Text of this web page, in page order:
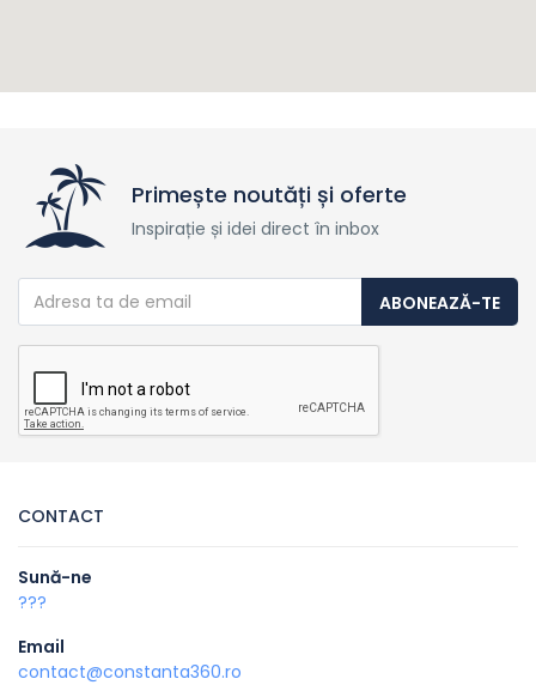
Primește noutăți și oferte
Inspirație și idei direct în inbox
ABONEAZĂ-TE
CONTACT
Sună-ne
???
Email
contact@constanta360.ro